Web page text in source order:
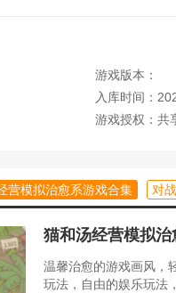
更出众的战斗力，让你在游
己的实力，组建强大的军
游戏版本：
入库时间：
游戏授权：共
营模拟治愈系游戏合集 对
猫和汤经营模拟
温馨治愈的游戏画风，
玩法，自由的娱乐玩法